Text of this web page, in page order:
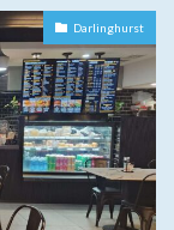
Darlinghurst